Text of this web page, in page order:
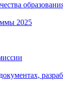
2025